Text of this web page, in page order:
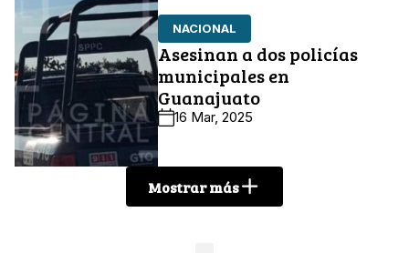
NACIONAL
Asesinan a dos policías
municipales en
Guanajuato
16 Mar, 2025
Mostrar más